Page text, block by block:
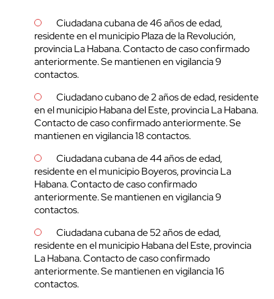
Ciudadana cubana de 46 años de edad,
residente en el municipio Plaza de la Revolución,
provincia La Habana. Contacto de caso confirmado
anteriormente. Se mantienen en vigilancia 9
contactos.
Ciudadano cubano de 2 años de edad, residente
en el municipio Habana del Este, provincia La Habana.
Contacto de caso confirmado anteriormente. Se
mantienen en vigilancia 18 contactos.
Ciudadana cubana de 44 años de edad,
residente en el municipio Boyeros, provincia La
Habana. Contacto de caso confirmado
anteriormente. Se mantienen en vigilancia 9
contactos.
Ciudadana cubana de 52 años de edad,
residente en el municipio Habana del Este, provincia
La Habana. Contacto de caso confirmado
anteriormente. Se mantienen en vigilancia 16
contactos.